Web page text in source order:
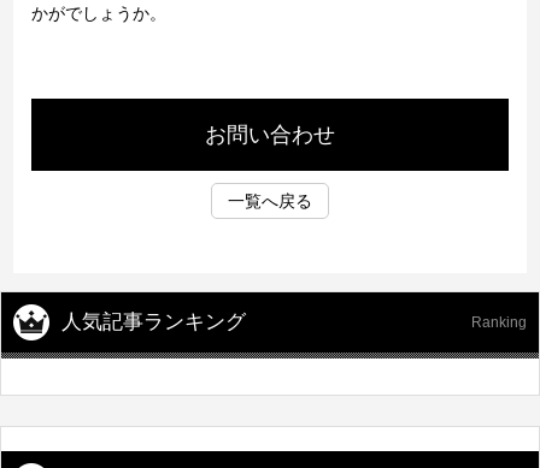
かがでしょうか。
お問い合わせ
一覧へ戻る
人気記事ランキング Ranking